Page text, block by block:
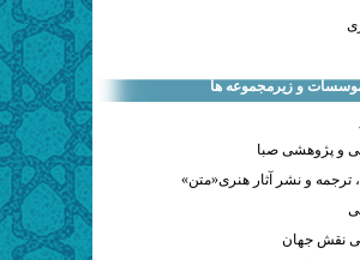
موسسات و زیرمجموعه ها
و پژوهشی صبا
و نشر آثار هنری«متن»
نقش جهان